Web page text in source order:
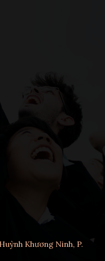
Khương Ninh, P.